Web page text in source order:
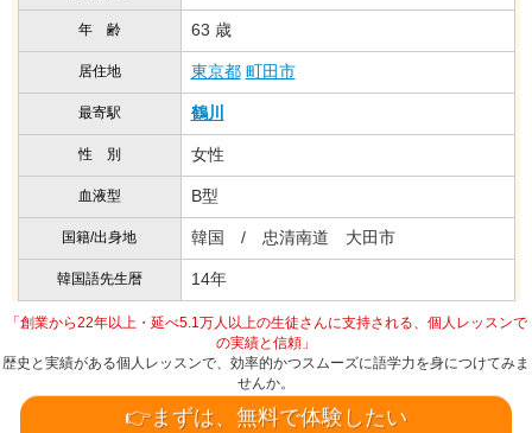
年 齢 63 歳
居住地 東京都 町田市
最寄駅 鶴川
性 別 女性
血液型 B型
国籍/出身地 韓国 / 忠清南道 大田市
韓国語先生暦 14年
「創業から22年以上・延べ5.1万人以上の生徒さんに支持される、個人レッスンで
の実績と信頼」
歴史と実績がある個人レッスンで、効率的かつスムーズに語学力を身につけてみま
せんか。
👉まずは、無料で体験したい